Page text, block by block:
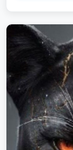
کرمان|خدمات
همدان|تبلیغات